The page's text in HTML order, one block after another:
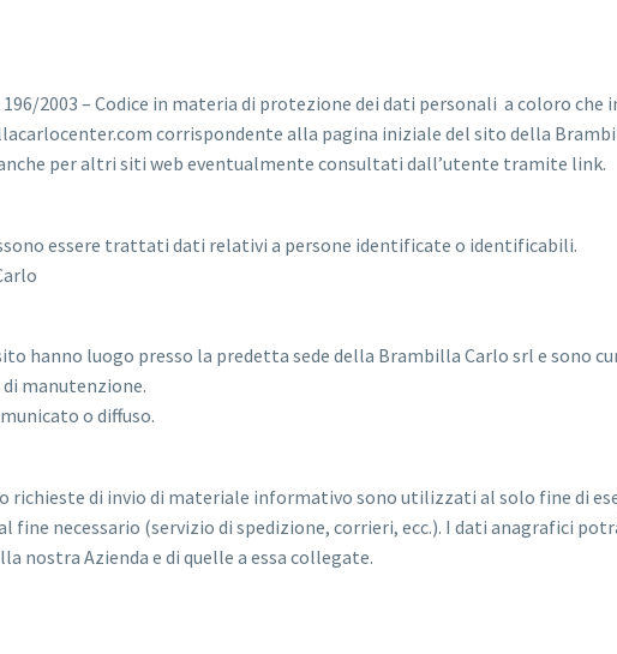
2003 – Codice in materia di protezione dei dati personali a coloro
corrispondente alla pagina iniziale del sito della
per altri siti web eventualmente consultati dall’utente tramite link.
essere trattati dati relativi a persone identificate o identificabili.
hanno luogo presso la predetta sede della Brambilla Carlo srl e sono
manutenzione.
o diffuso.
di invio di materiale informativo sono utilizzati al solo fine di
fine necessario (servizio di spedizione, corrieri, ecc.). I dati anagrafici
nostra Azienda e di quelle a essa collegate.